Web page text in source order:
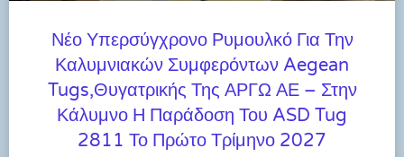
Νέο Υπερσύγχρονο Ρυμουλκό Για Την
Καλυμνιακών Συμφερόντων Aegean
Tugs,θυγατρικής Της ΑΡΓΩ ΑΕ – Στην
Κάλυμνο Η Παράδοση Του ASD Tug
2811 Το Πρώτο Τρίμηνο 2027